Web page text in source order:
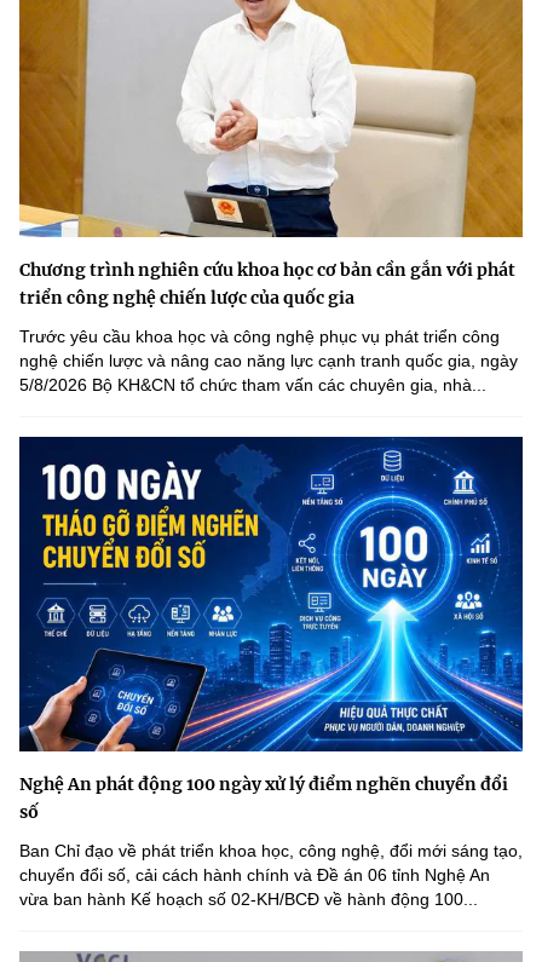
Chương trình nghiên cứu khoa học cơ bản cần gắn với phát
triển công nghệ chiến lược của quốc gia
Trước yêu cầu khoa học và công nghệ phục vụ phát triển công
nghệ chiến lược và nâng cao năng lực cạnh tranh quốc gia, ngày
5/8/2026 Bộ KH&CN tổ chức tham vấn các chuyên gia, nhà...
Nghệ An phát động 100 ngày xử lý điểm nghẽn chuyển đổi
số
Ban Chỉ đạo về phát triển khoa học, công nghệ, đổi mới sáng tạo,
chuyển đổi số, cải cách hành chính và Đề án 06 tỉnh Nghệ An
vừa ban hành Kế hoạch số 02-KH/BCĐ về hành động 100...